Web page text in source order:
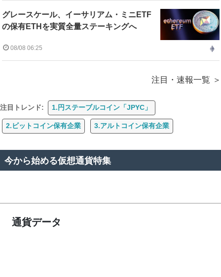
グレースケール、イーサリアム・ミニETF
の保有ETHを実質全量ステーキングへ
08/08 06:25
注目・速報一覧
注目トレンド: 1.円ステーブルコイン「JPYC」
2.ビットコイン保有企業 3.アルトコイン保有企業
今から始める仮想通貨特集
通貨データ